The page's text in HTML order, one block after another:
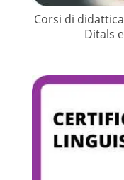
Corsi di
Ditals